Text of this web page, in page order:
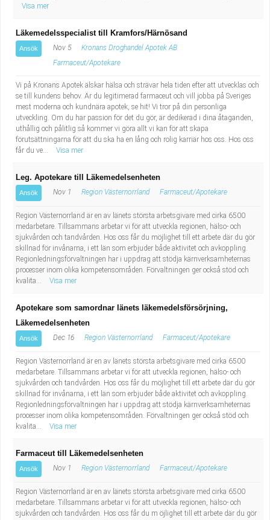
Visa mer
Läkemedelsspecialist till Kramfors/Härnösand
Ansök Nov 5
Kronans Droghandel Apotek AB
Farmaceut/Apotekare
Vi på Kronans Apotek älskar hälsa och strävar hela tiden efter att utvecklas och
se till kundens behov. Är du legitimerad farmaceut och vill jobba på Sveriges
mest moderna och kundnära apotek, se hit! Vi tror på din personliga
utveckling. Om du har passion för det du gör, är dedikerad i dina åtaganden,
uthållig och pålitlig så kommer vi göra allt vi kan för att skapa
förutsättningarna för att du ska ha en lång och rolig karriär hos oss. Hos oss
får du ve...
Visa mer
Leg. Apotekare till Läkemedelsenheten
Ansök Nov 1 Region Västernorrland Farmaceut/Apotekare
Region Västernorrland är en av länets största arbetsgivare med cirka 6500
medarbetare. Tillsammans arbetar vi för att utveckla regionen, hälso- och
sjukvården och tandvården. Hos oss får du möjlighet till ett arbete där du gör
skillnad för invånarna, i ett län som erbjuder både aktivitet och avkoppling.
Regionledningsförvaltningen har i uppdrag att stödja kärnverksamheternas
processer inom olika kompetensområden. Förvaltningen ger också stöd och
kvalita...
Visa mer
Apotekare som samordnar länets läkemedelsförsörjning,
Läkemedelsenheten
Ansök Dec 16 Region Västernorrland Farmaceut/Apotekare
Region Västernorrland är en av länets största arbetsgivare med cirka 6500
medarbetare. Tillsammans arbetar vi för att utveckla regionen, hälso- och
sjukvården och tandvården. Hos oss får du möjlighet till ett arbete där du gör
skillnad för invånarna, i ett län som erbjuder både aktivitet och avkoppling.
Regionledningsförvaltningen har i uppdrag att stödja kärnverksamheternas
processer inom olika kompetensområden. Förvaltningen ger också stöd och
kvalita...
Visa mer
Farmaceut till Läkemedelsenheten
Ansök Nov 1 Region Västernorrland Farmaceut/Apotekare
Region Västernorrland är en av länets största arbetsgivare med cirka 6500
medarbetare. Tillsammans arbetar vi för att utveckla regionen, hälso- och
sjukvården och tandvården. Hos oss får du m öjlighet till ett arbete där du gör